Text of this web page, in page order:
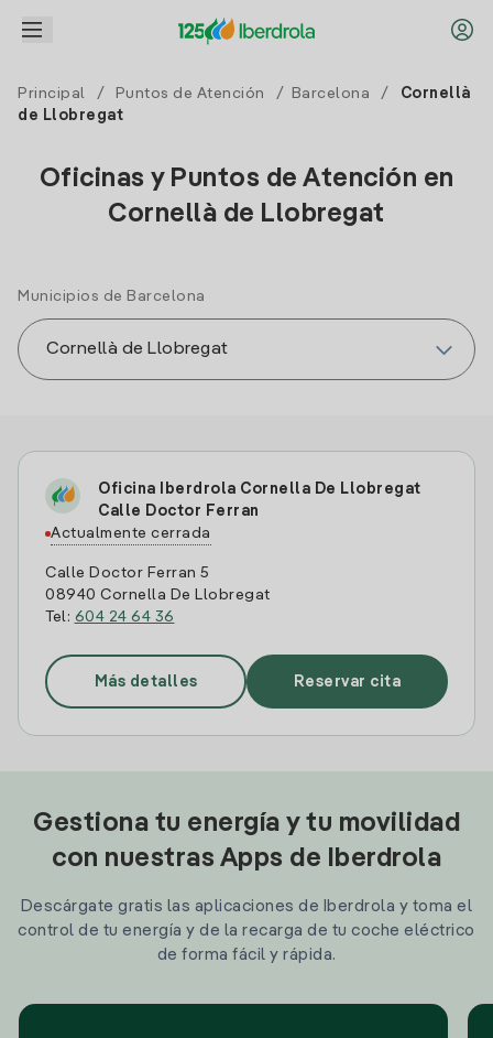
Principal / Puntos de Atención / Barcelona /
Cornellà
de Llobregat
Oficinas y Puntos de Atención en
Cornellà de Llobregat
Municipios de Barcelona
Oficina Iberdrola Cornella De Llobregat
Calle Doctor Ferran
Actualmente cerrada
Calle Doctor Ferran 5
08940 Cornella De Llobregat
Tel: 604 24 64 36
Más detalles Reservar cita
Gestiona tu energía y tu movilidad
con nuestras Apps de Iberdrola
Descárgate gratis las aplicaciones de Iberdrola y toma el
control de tu energía y de la recarga de tu coche eléctrico
de forma fácil y rápida.